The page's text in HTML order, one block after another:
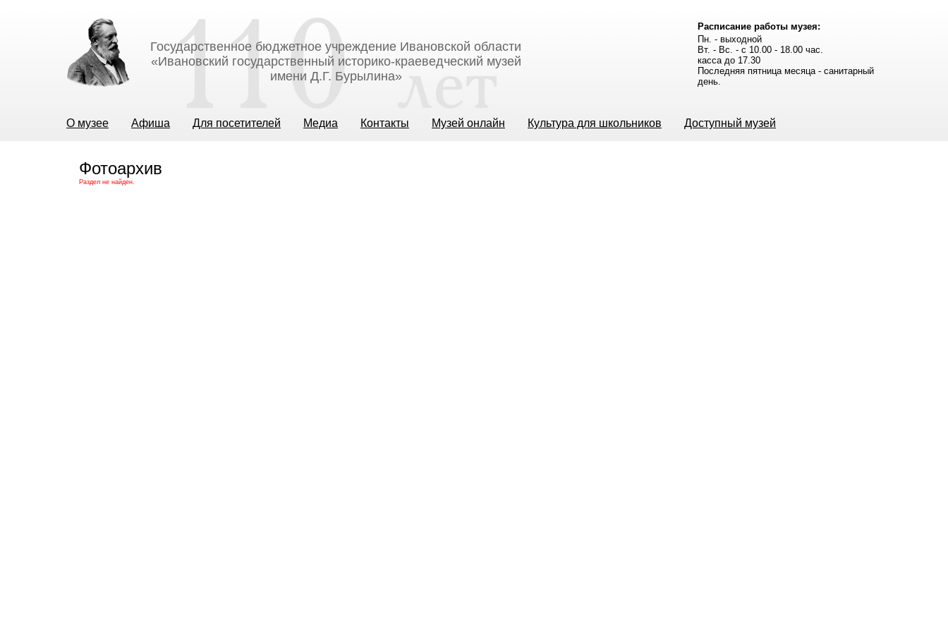
Государственное бюджетное учреждение Ивановской области
«Ивановский государственный историко-краеведческий музей
имени Д.Г. Бурылина»
Расписание работы музея:
Пн. - выходной
Вт. - Вс. - с 10.00 - 18.00 час.
касса до 17.30
Последняя пятница месяца - санитарный
день.
О музее Афиша Для посетителей Медиа Контакты Музей онлайн Культура для школьников Доступный музей
Фотоархив
Раздел не найден.